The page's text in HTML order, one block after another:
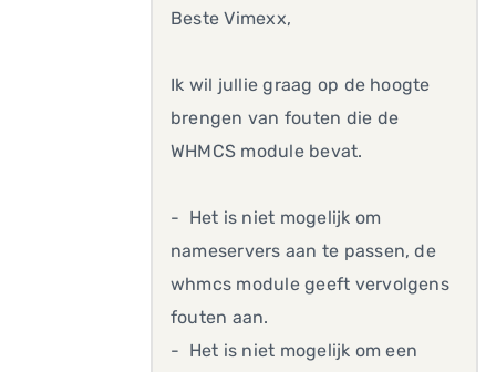
Beste Vimexx,
Ik wil jullie graag op de hoogte
brengen van fouten die de
WHMCS module bevat.
- Het is niet mogelijk om
nameservers aan te passen, de
whmcs module geeft vervolgens
fouten aan.
- Het is niet mogelijk om een